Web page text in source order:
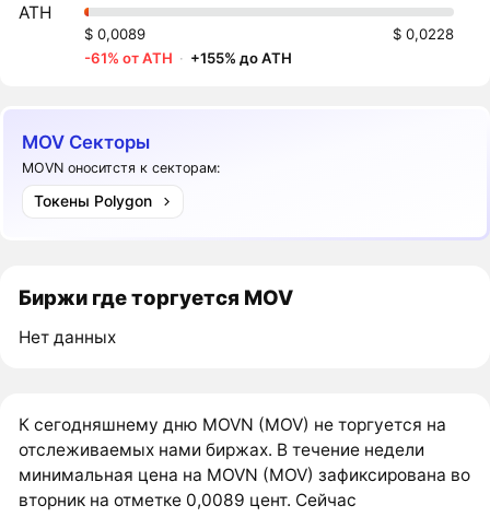
ATH
$ 0,0089
$ 0,0228
-61% от ATH · +155% до ATH
MOV Секторы
MOVN оноситстя к секторам:
Токены Polygon
Биржи где торгуется MOV
Нет данных
К сегодняшнему дню MOVN (MOV) не торгуется на
отслеживаемых нами биржах. В течение недели
минимальная цена на MOVN (MOV) зафиксирована во
вторник на отметке 0,0089 цент. Сейчас